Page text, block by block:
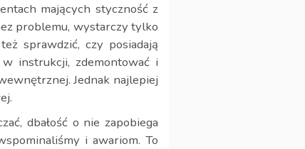
mających styczność z
problemu, wystarczy tylko
sprawdzić, czy posiadają
instrukcji, zdemontować i
Jednak najlepiej
dbałość o nie zapobiega
i awariom. To